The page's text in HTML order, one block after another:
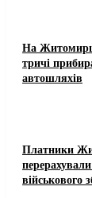
На
тричі
автошляхів
Платники
військового